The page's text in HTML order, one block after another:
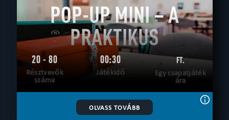
POP-UP MINI – A
PRAKTIKUS
20 - 80
Résztvevők
száma
00:30
Játékidő
FT.
Egy csapatjáték
ára
OLVASS TOVÁBB